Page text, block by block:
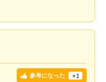
参考になった +1